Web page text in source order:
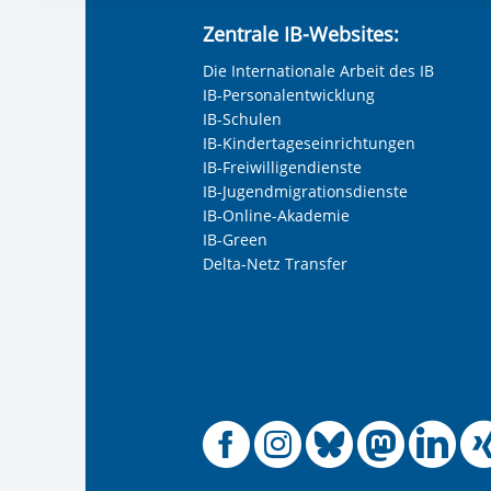
der von Ihnen
aufgrund berechtigter
Zentrale IB-Websites:
Die Internationale Arbeit des IB
IB-Personalentwicklung
IB-Schulen
IB-Kindertageseinrichtungen
IB-Freiwilligendienste
IB-Jugendmigrationsdienste
IB-Online-Akademie
IB-Green
Delta-Netz Transfer
Offizielle